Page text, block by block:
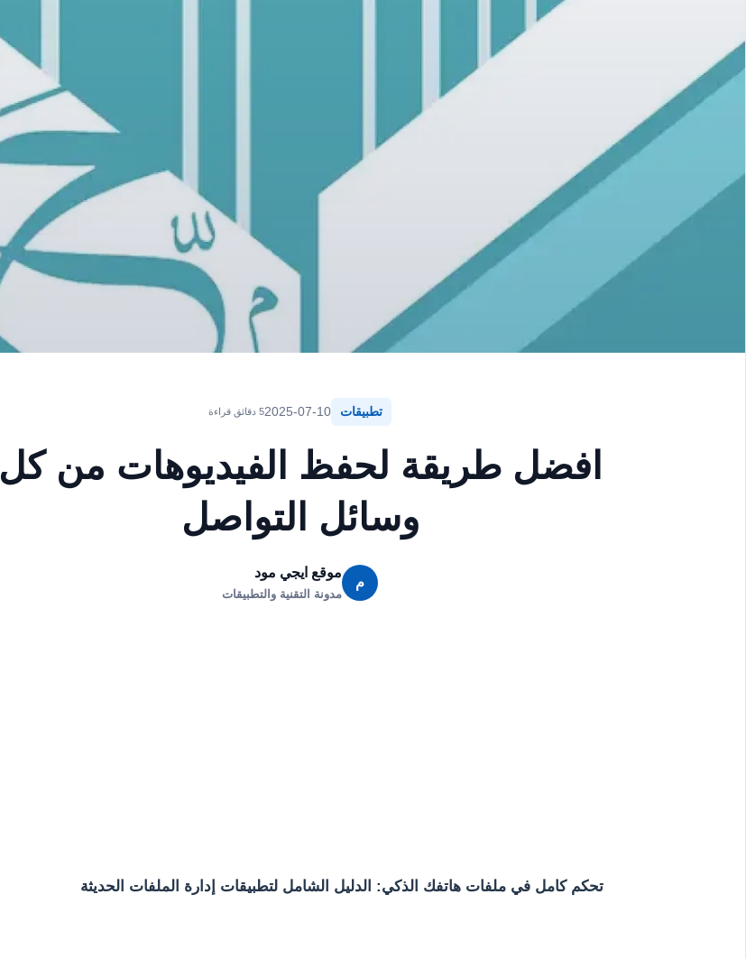
تطبيقات 2025-07-105 دقائق قراءة
افضل طريقة لحفظ الفيديوهات من كل
وسائل التواصل
م
موقع ايجي مود
مدونة التقنية والتطبيقات
تحكم كامل في ملفات هاتفك الذكي: الدليل الشامل لتطبيقات إدارة الملفات الحديثة